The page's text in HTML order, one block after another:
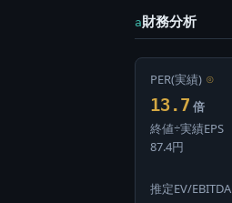
a財務分析
PER(実績) ⊙
13.7 倍
終値÷実績EPS
87.4円
推定EV/EBITDA